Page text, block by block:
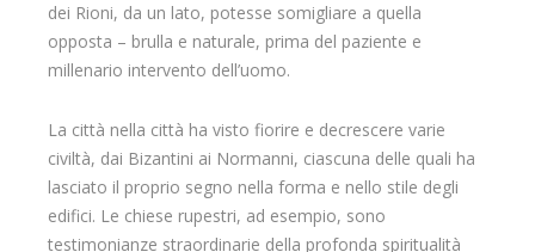
dei Rioni, da un lato, potesse somigliare a quella
opposta – brulla e naturale, prima del paziente e
millenario intervento dell’uomo.
La città nella città ha visto fiorire e decrescere varie
civiltà, dai Bizantini ai Normanni, ciascuna delle quali ha
lasciato il proprio segno nella forma e nello stile degli
edifici. Le chiese rupestri, ad esempio, sono
testimonianze straordinarie della profonda spiritualità